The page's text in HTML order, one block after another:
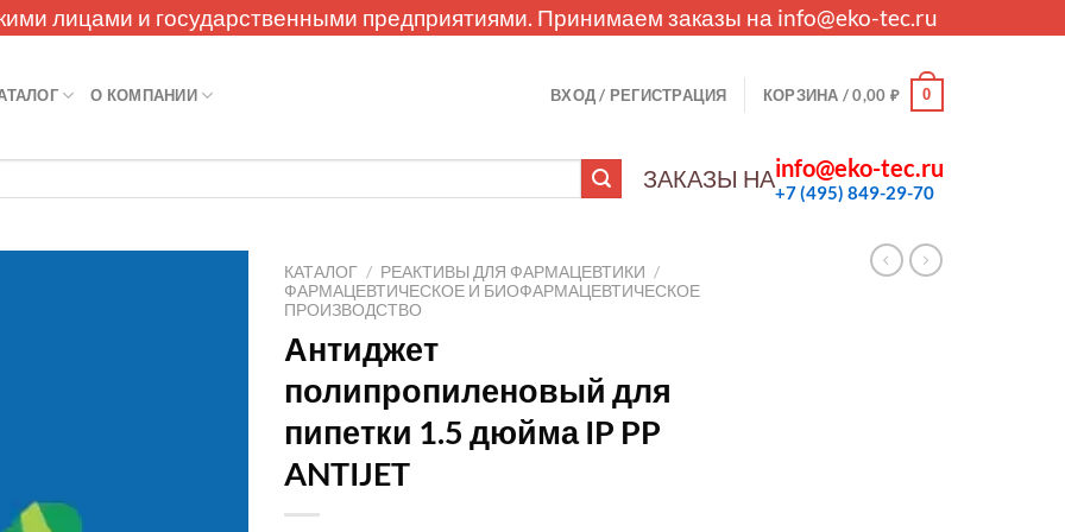
лицами и государственными предприятиями. Принимаем заказы на info@eko-tec.ru
О КОМПАНИИ ВХОД / РЕГИСТРАЦИЯ КОРЗИНА /0,00 ₽ 0
ЗАКАЗЫ НАinfo@eko-tec.ru
+7 (495) 849-29-70
КАТАЛОГ / РЕАКТИВЫ ДЛЯ ФАРМАЦЕВТИКИ /
ФАРМАЦЕВТИЧЕСКОЕ И БИОФАРМАЦЕВТИЧЕСКОЕ
ПРОИЗВОДСТВО
Антиджет
полипропиленовый для
пипетки 1.5 дюйма IP PP
ANTIJET